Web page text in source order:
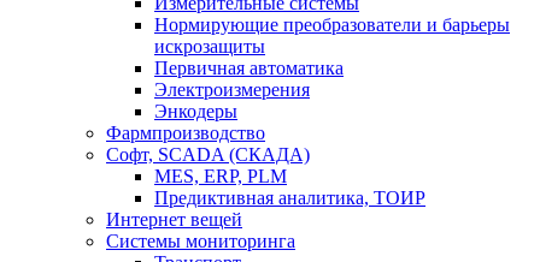
Нормирующие преобразователи и барьеры
искрозащиты
Первичная автоматика
Электроизмерения
Энкодеры
Фармпроизводство
Софт, SCADA (СКАДА)
MES, ERP, PLM
Предиктивная аналитика, ТОИР
Интернет вещей
Системы мониторинга